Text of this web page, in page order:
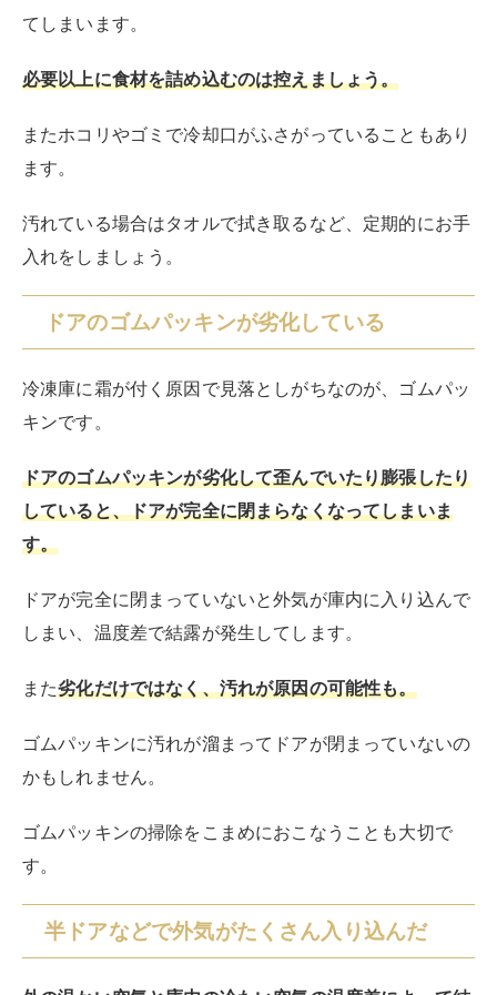
露が発生し、結露が凍ることで霜となってしまいます。
そのため外気がたくさん入り込んでしまうと、霜が付き
半ドアの状態に気が付かないで時間が経ってしまった
り込んでしまうでしょう。
の開閉回数を減らすことで霜の予防につながります。
気は入り込んでしまいます。
す。
冷却性能が落ちている
冷却口がふさがっていないか
ゴムパッキンは劣化していないか
上記のことに気を付けても霜が頻繁に発生する場合は、
冷却性能が落ちている可能性が高いです。
冷蔵庫の寿命は、約10年ほど。10年前後使用している
場合は、冷蔵庫の寿命が近づいているのかもしれませ
ん。
霜取り機能を搭載しているモデルでも、冷却性能が落ち